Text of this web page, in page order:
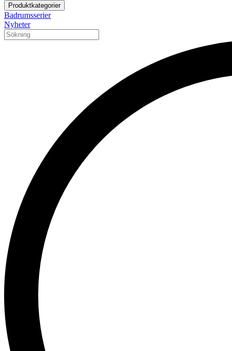
Produktkategorier
Badrumsserier
Nyheter